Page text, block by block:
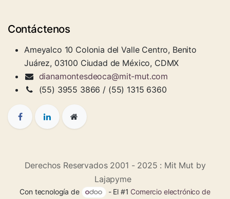
Contáctenos
Ameyalco 10 Colonia del Valle Centro, Benito
Juárez, 03100 Ciudad de México, CDMX
dianamontesdeoca@mit-mut.com
(55) 3955 3866 / (55) 1315 6360
Derechos Reservados 2001 - 2025 : Mit Mut by
Lajapyme
Con tecnología de - El #1 Comercio electrónico de